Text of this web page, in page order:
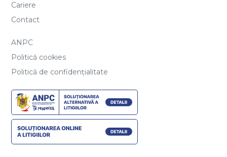
Cariere
Contact
ANPC
Politică cookies
Politică de confidențialitate